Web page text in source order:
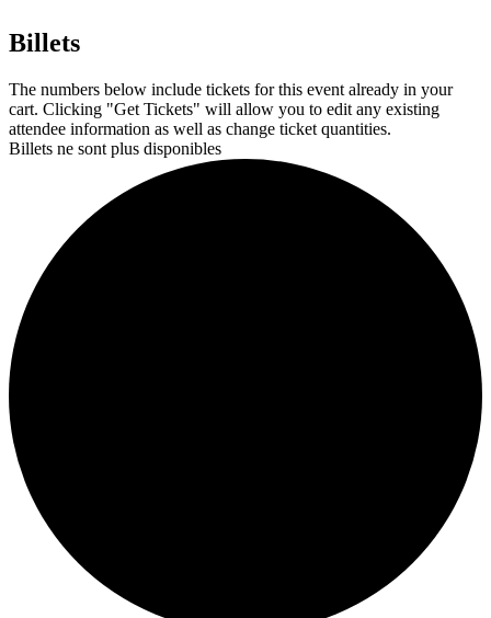
Billets
The numbers below include tickets for this event already in your
cart. Clicking "Get Tickets" will allow you to edit any existing
attendee information as well as change ticket quantities.
Billets ne sont plus disponibles